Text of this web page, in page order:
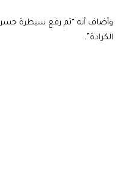
وأضاف أنه “تم رفع سيطرة جسر
الكرادة”.